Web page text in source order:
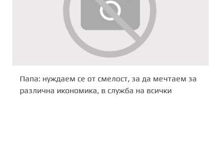
Папа: нуждаем се от смелост, за да мечтаем за
различна икономика, в служба на всички